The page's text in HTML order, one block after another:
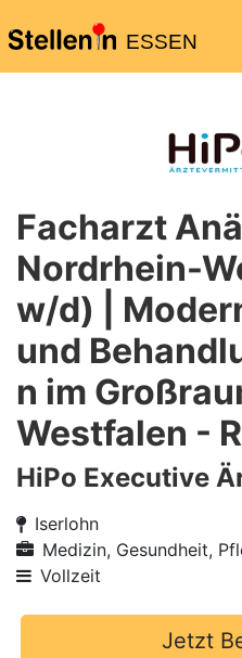
ESSEN
Facharzt
Nordrhein-
w/d) |
und
n im
Westfalen -
HiPo Executive
Iserlohn
Medizin, Gesundheit,
Vollzeit
Jetzt